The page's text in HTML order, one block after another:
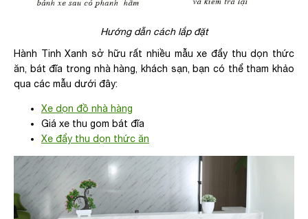
Hướng dẫn cách lắp đặt
Hành Tinh Xanh sở hữu rất nhiều mẫu xe đẩy thu dọn thức
ăn, bát đĩa trong nhà hàng, khách sạn, bạn có thể tham khảo
qua các mẫu dưới đây:
Xe dọn đồ nhà hàng
Giá xe thu gom bát đĩa
Xe đẩy thu dọn thức ăn